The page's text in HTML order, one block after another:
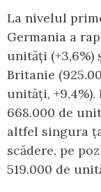
La nivelul
Germania a
unități (+3,6%)
Britanie
unități,
668.000 de
altfel singura
scădere. pe
519.000 de